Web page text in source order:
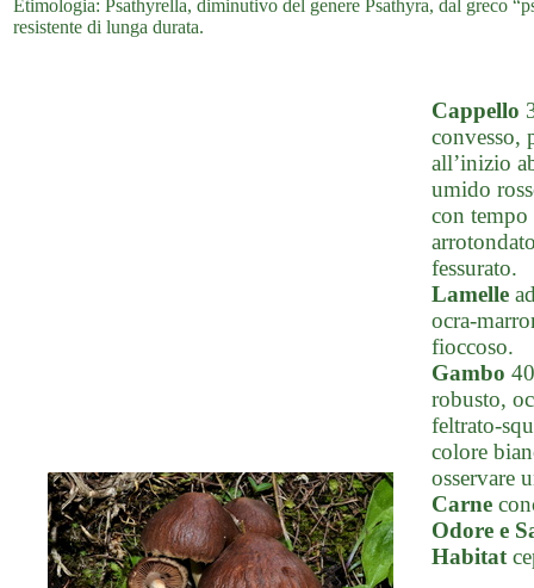
Etimologia: Psathyrella, diminutivo del genere Psathyra, dal greco
resistente di lunga durata.
Cappello
convesso,
all’inizio
umido
con tempo
fessurato.
Lamelle
ocra-
fioccoso.
Gambo
robusto,
feltrato-
colore
osservare
Carne
Odore e
Habitat